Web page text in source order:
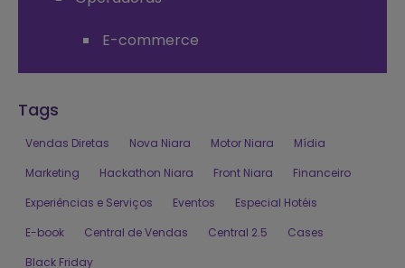
E-commerce
Tags
Vendas Diretas Nova Niara Motor Niara
Mídia
Marketing
Hackathon Niara Front Niara
Financeiro
Experiências e Serviços
Eventos
Especial Hotéis
E-book
Central de Vendas Central 2.5
Cases
Black Friday